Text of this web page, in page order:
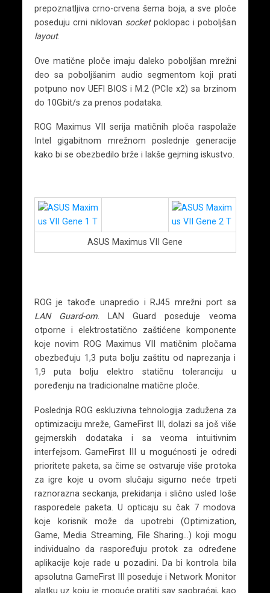
prepoznatljiva crno-crvena šema boja, a sve ploče
poseduju crni niklovan socketpoklopac i poboljšan
layout.
Ove matične ploče imaju daleko poboljšan mrežni
deo sa poboljšanim audio segmentom koji prati
potpuno nov UEFI BIOS i M.2 (PCIe x2) sa brzinom
do 10Gbit/s za prenos podataka.
ROG Maximus VII serija matičnih ploča raspolaže
Intel gigabitnom mrežnom poslednje generacije
kako bi se obezbedilo brže i lakše gejming iskustvo.
ASUS Maximus VII Gene
ROG je takođe unapredio i RJ45 mrežni port sa
LAN Guard-om. LAN Guard poseduje veoma
otporne i elektrostatično zaštićene komponente
koje novim ROG Maximus VII matičnim pločama
obezbeđuju 1,3 puta bolju zaštitu od naprezanja i
1,9 puta bolju elektro statičnu toleranciju u
poređenju na tradicionalne matične ploče.
Poslednja ROG eskluzivna tehnologija zadužena za
optimizaciju mreže, GameFirst III, dolazi sa još više
gejmerskih dodataka i sa veoma intuitivnim
interfejsom. GameFirst III u mogućnosti je odredi
prioritete paketa, sa čime se ostvaruje više protoka
za igre koje u ovom slučaju sigurno neće trpeti
raznorazna seckanja, prekidanja i slično usled loše
rasporedele paketa. U opticaju su čak 7 modova
koje korisnik može da upotrebi (Optimization,
Game, Media Streaming, File Sharing…) koji mogu
individualno da raspoređuju protok za određene
aplikacije koje rade u pozadini. Da bi kontrola bila
apsolutna GameFirst III poseduje i Network Monitor
alatku uz koju je moguće pratiti sav saobraćaj, kao